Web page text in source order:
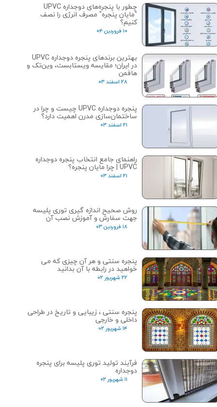
چطور با پنجره‌های دوجداره UPVC
"مایان پنجره" مصرف انرژی را نصف
کنیم؟
۱۰ فروردین ۰۴
بهترین برندهای پنجره دوجداره UPVC
در ایران؛ مقایسه ویستابست، وین‌تک و
هافمن
۲۸ اسفند ۰۳
پنجره دوجداره UPVC چیست و چرا در
ساختمان‌سازی مدرن اهمیت دارد؟
۲۱ اسفند ۰۳
راهنمای جامع انتخاب پنجره دوجداره
UPVC | چرا مایان پنجره؟
۲۱ اسفند ۰۳
روش صحیح اندازه گیری توری پلیسه
جهت سفارش و آموزش نصب آن
۱۸ فروردین ۰۳
پنجره سنتی و هر آن چیزی که می
خواهید در رابطه با آن بدانید
۲۲ شهریور ۰۲
پنجره‌ سنتی ، زیبایی و تاریخ در طراحی
داخلی و خارجی
۱۴ شهریور ۰۲
فرآیند تولید توری پلیسه برای پنجره
دوجداره
۱۱ شهریور ۰۲